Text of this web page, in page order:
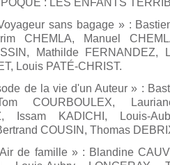
: LES ENFANTS
sans bagage » :
CHEMLA, Manuel
Mathilde FERNANDEZ,
Louis PATÉ-CHRIST.
de la vie d'un Auteur » :
COURBOULEX,
Issam KADICHI, Louis-
COUSIN, Thomas
de famille » : Blandine